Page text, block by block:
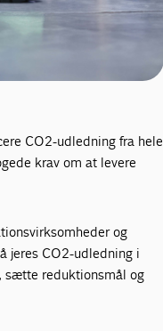
CO2-udledning fra hele
krav om at levere
og
jeres CO2-udledning i
sætte reduktionsmål og